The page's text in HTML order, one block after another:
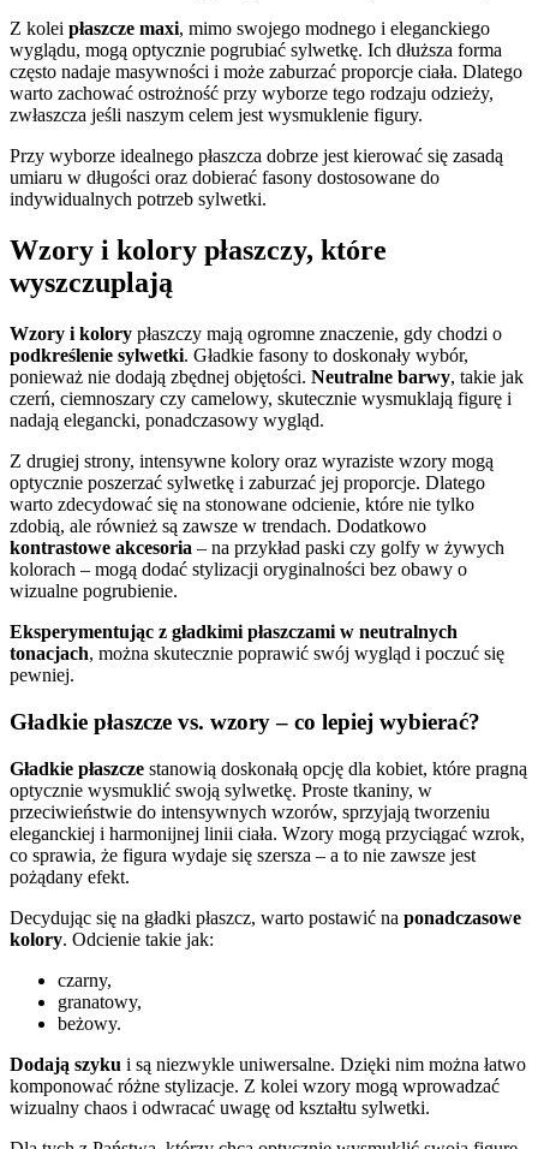
Z kolei płaszcze maxi, mimo swojego modnego i eleganckiego
wyglądu, mogą optycznie pogrubiać sylwetkę. Ich dłuższa forma
często nadaje masywności i może zaburzać proporcje ciała. Dlatego
warto zachować ostrożność przy wyborze tego rodzaju odzieży,
zwłaszcza jeśli naszym celem jest wysmuklenie figury.
Przy wyborze idealnego płaszcza dobrze jest kierować się zasadą
umiaru w długości oraz dobierać fasony dostosowane do
indywidualnych potrzeb sylwetki.
Wzory i kolory płaszczy, które
wyszczuplają
Wzory i kolory płaszczy mają ogromne znaczenie, gdy chodzi o
podkreślenie sylwetki. Gładkie fasony to doskonały wybór,
ponieważ nie dodają zbędnej objętości. Neutralne barwy, takie jak
czerń, ciemnoszary czy camelowy, skutecznie wysmuklają figurę i
nadają elegancki, ponadczasowy wygląd.
Z drugiej strony, intensywne kolory oraz wyraziste wzory mogą
optycznie poszerzać sylwetkę i zaburzać jej proporcje. Dlatego
warto zdecydować się na stonowane odcienie, które nie tylko
zdobią, ale również są zawsze w trendach. Dodatkowo
kontrastowe akcesoria – na przykład paski czy golfy w żywych
kolorach – mogą dodać stylizacji oryginalności bez obawy o
wizualne pogrubienie.
Eksperymentując z gładkimi płaszczami w neutralnych
tonacjach, można skutecznie poprawić swój wygląd i poczuć się
pewniej.
Gładkie płaszcze vs. wzory – co lepiej wybierać?
Gładkie płaszcze stanowią doskonałą opcję dla kobiet, które pragną
optycznie wysmuklić swoją sylwetkę. Proste tkaniny, w
przeciwieństwie do intensywnych wzorów, sprzyjają tworzeniu
eleganckiej i harmonijnej linii ciała. Wzory mogą przyciągać wzrok,
co sprawia, że figura wydaje się szersza – a to nie zawsze jest
pożądany efekt.
Decydując się na gładki płaszcz, warto postawić na ponadczasowe
kolory. Odcienie takie jak:
czarny,
granatowy,
beżowy.
Dodają szyku i są niezwykle uniwersalne. Dzięki nim można łatwo
komponować różne stylizacje. Z kolei wzory mogą wprowadzać
wizualny chaos i odwracać uwagę od kształtu sylwetki.